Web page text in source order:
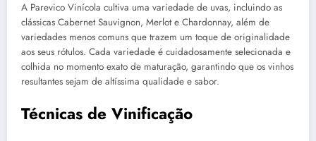
A Parevico Vinícola cultiva uma variedade de uvas, incluindo as
clássicas Cabernet Sauvignon, Merlot e Chardonnay, além de
variedades menos comuns que trazem um toque de originalidade
aos seus rótulos. Cada variedade é cuidadosamente selecionada e
colhida no momento exato de maturação, garantindo que os vinhos
resultantes sejam de altíssima qualidade e sabor.
Técnicas de Vinificação